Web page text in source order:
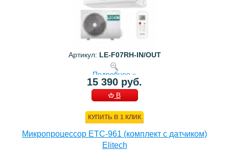
Артикул: LE-F07RH-IN/OUT
Подробнее »
15 390 руб.
В
КУПИТЬ В 1 КЛИК
Микропроцессор ETC-961 (комплект c датчиком)
Elitech